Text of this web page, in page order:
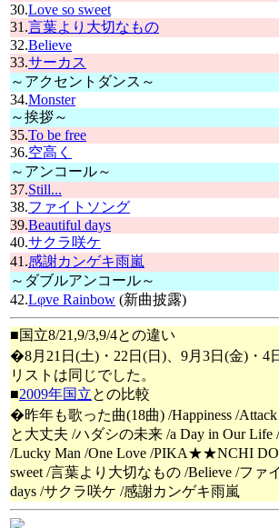
30.Love so sweet
31.言葉より大切なもの
32.Believe
33.サーカス
～アクセントダンス～
34.Monster
～挨拶～
35.To be free
36.空高く
～アンコール～
37.Still...
38.ファイトソング
39.Beautiful days
40.サクラ咲ケ
41.感謝カンゲキ雨嵐
～ダブルアンコール～
42.Lφve Rainbow (新曲披露)
■国立8/21,9/3,9/4との違い
�8月21日(土)・22日(日)、9月3日(金)・4
リストは同じでした。
■2009年国立との比較
�昨年も歌った曲(18曲) /Happiness /
と大丈夫 /ハダシの未来 /a Day in Our Life
/Lucky Man /One Love /PIKA★★NCHI
sweet /言葉より大切なもの /Believe /ファ
days /サクラ咲ケ /感謝カンゲキ雨嵐